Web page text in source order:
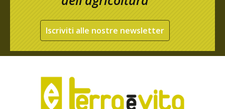
Iscriviti alle nostre newsletter